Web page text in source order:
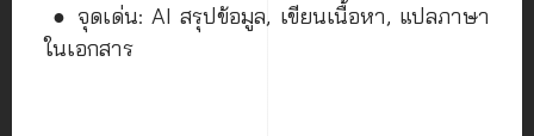
● จุดเด่น: AI สรุปข้อมูล, เขียนเนื้อหา, แปลภาษา
ในเอกสาร